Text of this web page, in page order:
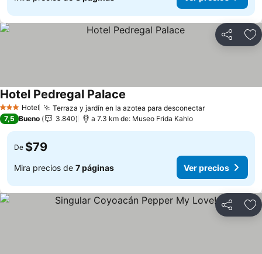
Compartir
3 Estrellas
Hotel Terraza y jardín en la azotea para desconectarVer precios
Hotel Pedregal Palace
7,5 Bueno 3.840 a 7.3 km de: Museo Frida Kahlo
De $79
Mira precios de 7 páginas Ver precios
Compartir